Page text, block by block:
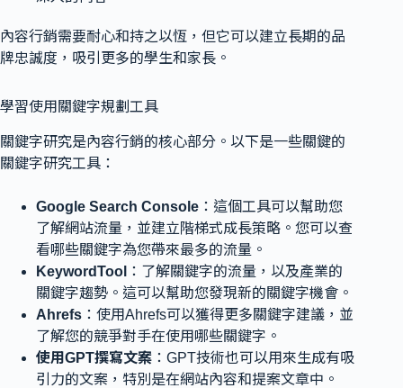
內容行銷需要耐心和持之以恆，但它可以建立長期的品
牌忠誠度，吸引更多的學生和家長。
學習使用關鍵字規劃工具
關鍵字研究是內容行銷的核心部分。以下是一些關鍵的
關鍵字研究工具：
Google Search Console ：這個工具可以幫助您
了解網站流量，並建立階梯式成長策略。您可以查
看哪些關鍵字為您帶來最多的流量。
KeywordTool ：了解關鍵字的流量，以及產業的
關鍵字趨勢。這可以幫助您發現新的關鍵字機會。
Ahrefs ：使用Ahrefs可以獲得更多關鍵字建議，並
了解您的競爭對手在使用哪些關鍵字。
使用GPT撰寫文案 ：GPT技術也可以用來生成有吸
引力的文案，特別是在網站內容和提案文章中。